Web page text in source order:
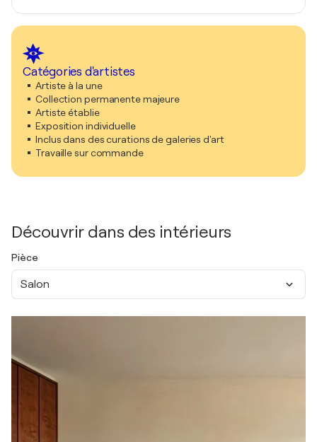
Catégories d'artistes
Artiste à la une
Collection permanente majeure
Artiste établie
Exposition individuelle
Inclus dans des curations de galeries d'art
Travaille sur commande
Découvrir dans des intérieurs
Pièce
Salon